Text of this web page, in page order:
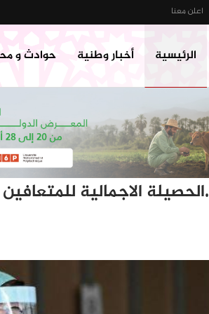
اعلن معنا
الرئيسية أخبار وطنية حوادث و